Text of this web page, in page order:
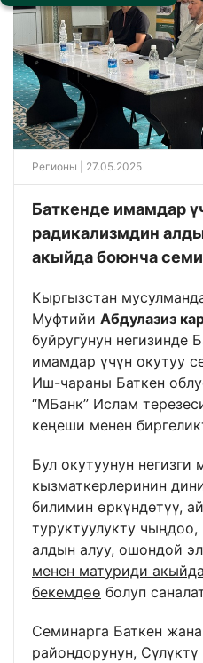
Регионы | 27.05.2025
Баткенде имамдар
радикализмдин
акыйда боюнча
Кыргызстан
Муфтийи Абдулазиз
буйругунун негизинде
имамдар үчүн окутуу
Иш-чараны Баткен
“МБанк” Ислам
кеңеши менен
Бул окутуунун негизги
кызматкерлеринин
билимин өркүндөтүү,
туруктуулукту
алдын алуу, ошондой
менен матуриди
бекемдөө болуп
Семинарга Баткен
райондорунун,